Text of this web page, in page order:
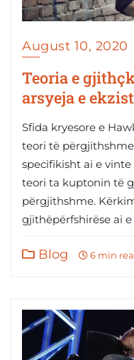
August 10, 2020
Teoria e
arsyeja e
Sfida kryesore e
teori të
specifikisht ai e
teori ta kuptonin të
përgjithshme.
gjithëpërfshirëse ai
Blog 6 min